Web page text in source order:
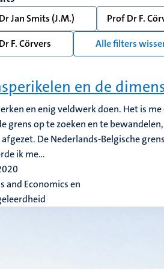
Jan Smits (J.M.) Prof Dr F.
F. Cörvers
Alle filters
en de
en enig veldwerk doen. Het is
grens op te zoeken en te
De Nederlands-Belgische
ik me...
and Economics en